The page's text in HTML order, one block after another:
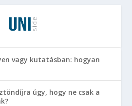
vagy kutatásban: hogyan
úgy, hogy ne csak a